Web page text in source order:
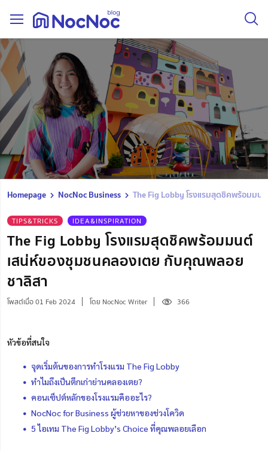
Homepage NocNoc Business The Fig Lobby โรงแรมสุดชิคพร้อมม
TIPS&TRICKS IDEA&INSPIRATION
The Fig Lobby โรงแรมสุดชิคพร้อมมนต์
เสน่ห์ของชุมชนคลองเตย กับคุณพลอย
ชาลิสา
โพสต์เมื่อ 01 Feb 2024 โดย NocNoc Writer 366
หัวข้อที่สนใจ
จุดเริ่มต้นของการทำโรงแรม The Fig Lobby
ทำไมถึงเป็นตึกเก่าย่านคลองเตย?
คอนเซ็ปต์หลักของโรงแรมคืออะไร?
NocNoc for Business ผู้ช่วยหาของช่วงโควิด
5 ไอเทม The Fig Lobby’s Choice ที่คุณพลอยเลือก